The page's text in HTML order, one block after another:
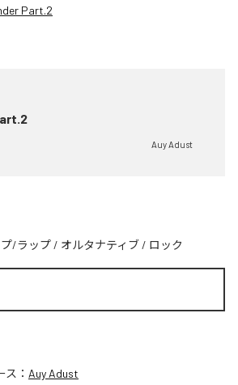
Part.2
Auy Adust
/ラップ / オルタナティブ / ロック
： Auy Adust